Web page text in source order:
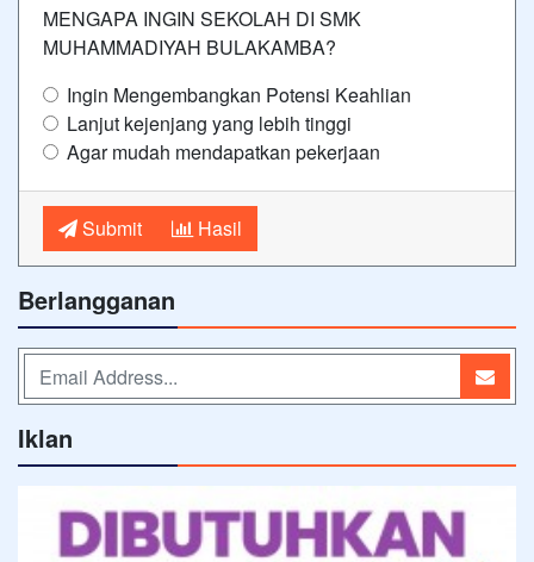
MENGAPA INGIN SEKOLAH DI SMK
MUHAMMADIYAH BULAKAMBA?
Ingin Mengembangkan Potensi Keahlian
Lanjut kejenjang yang lebih tinggi
Agar mudah mendapatkan pekerjaan
Submit Hasil
Berlangganan
Iklan